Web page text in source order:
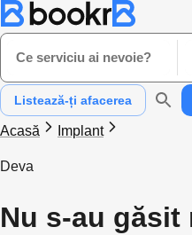
Ce serviciu ai nevoie?
Listează-ți afacerea
Acasă Implant
Deva
Nu s-au găsit